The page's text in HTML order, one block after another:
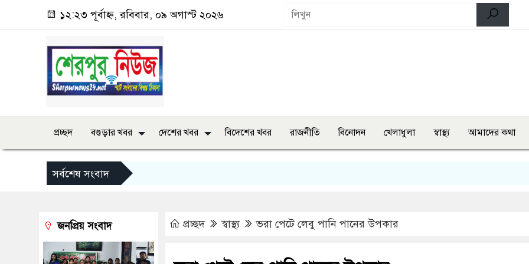
১২:২৩ পূর্বাহ্ন, রবিবার, ০৯ অগাস্ট ২০২৬
প্রচ্ছদ বগুড়ার খবর দেশের খবর বিদেশের খবর রাজনীতি বিনোদন খেলাধুলা স্বাস্থ্য আমাদের কথা
সর্বশেষ সংবাদ
প্রচ্ছদ স্বাস্থ্য ভরা পেটে লেবু পানি পানের উপকার
জনপ্রিয় সংবাদ